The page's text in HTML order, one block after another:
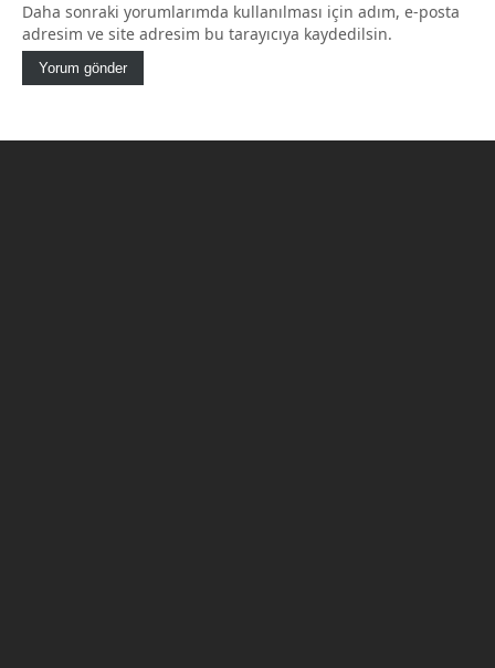
Daha sonraki yorumlarımda kullanılması için adım, e-posta
adresim ve site adresim bu tarayıcıya kaydedilsin.